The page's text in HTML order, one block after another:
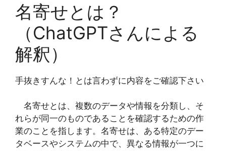
名寄せとは？
（ChatGPTさんによる
解釈）
手抜きすんな！とは言わずに内容をご確認下さい
名寄せとは、複数のデータや情報を分類し、そ
れらが同一のものであることを確認するための作
業のことを指します。名寄せは、ある特定のデー
タベースやシステムの中で、異なる情報が一つに